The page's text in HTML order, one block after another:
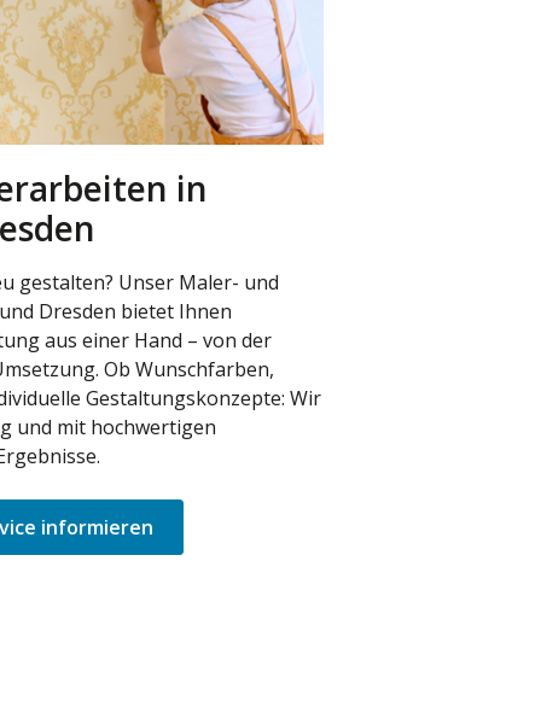
in
gestalten? Unser Maler- und
Dresden bietet Ihnen
aus einer Hand – von der
Ob Wunschfarben,
Gestaltungskonzepte: Wir
und mit hochwertigen
informieren